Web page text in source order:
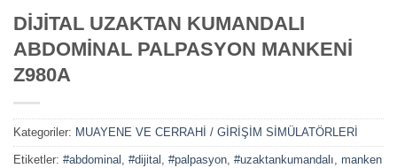
DİJİTAL UZAKTAN KUMANDALI
ABDOMİNAL PALPASYON MANKENİ
Z980A
Kategoriler: MUAYENE VE CERRAHİ / GİRİŞİM SİMÜLATÖRLERİ
Etiketler: #abdominal , #dijital , #palpasyon, #uzaktankumandalı, manken